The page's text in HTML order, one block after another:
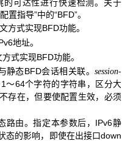
可达性进行快速检测。关于
指导”中的“BFD”。
方式实现BFD功能。
地址。
式实现BFD功能。
静态BFD会话相关联。session-
～64个字符的字符串，区分大
存在，但要使配置生效，必须
路由。指定本参数后，IPv6静
态的影响，即使在出接口down